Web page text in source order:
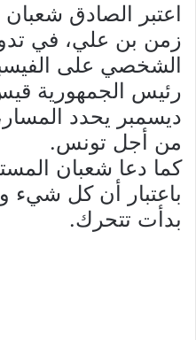
اعتبر الصادق
زمن بن علي، في
الشخصي على
ديسمبر يحدد
من أجل تونس.
كما دعا شعبان
باعتبار أن كل شيء
بدأت تتحرك.